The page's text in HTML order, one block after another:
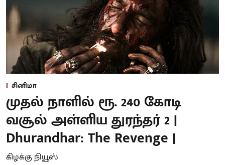
சினிமா
முதல் நாளில் ரூ. 240 கோடி
வசூல் அள்ளிய துரந்தர் 2 |
Dhurandhar: The Revenge |
கிழக்கு நியூஸ்